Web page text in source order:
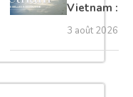
Vietnam :
les plus
belles à
découvrir
3 août 2026